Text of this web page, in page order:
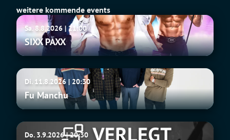
weitere kommende events
SIXX
PAXXSa. 8.8.2026 | 21:00
SIXX PAXX
Fu
Manchu
Di. 11.8.2026 | 20:30
Fu Manchu
Tito
Do. 3.9.2026 | 20:30